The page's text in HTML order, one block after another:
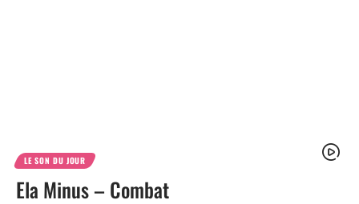
LE SON DU JOUR
Ela Minus – Combat